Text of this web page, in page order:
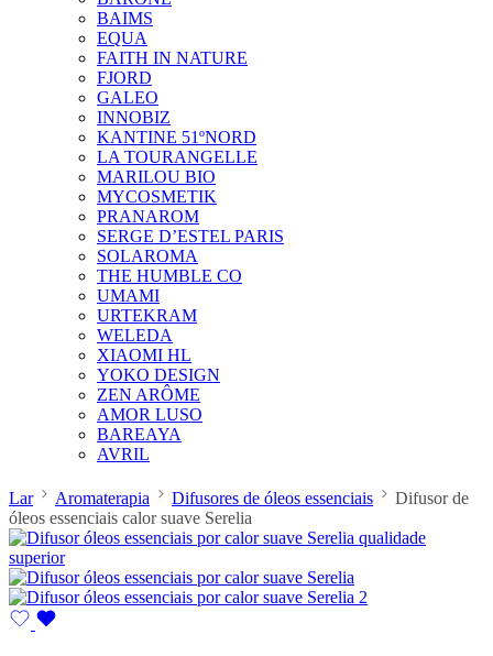
BAIMS
EQUA
FAITH IN NATURE
FJORD
GALEO
INNOBIZ
KANTINE 51ºNORD
LA TOURANGELLE
MARILOU BIO
MYCOSMETIK
PRANAROM
SERGE D’ESTEL PARIS
SOLAROMA
THE HUMBLE CO
UMAMI
URTEKRAM
WELEDA
XIAOMI HL
YOKO DESIGN
ZEN ARÔME
AMOR LUSO
BAREAYA
AVRIL
Lar Aromaterapia Difusores de óleos essenciais
Difusor de
óleos essenciais calor suave Serelia